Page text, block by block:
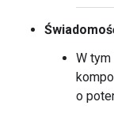
W tym
o